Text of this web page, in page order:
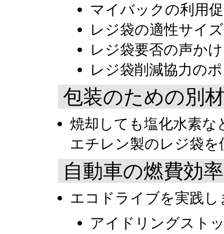
マイバックの利用
レジ袋の適性サイ
レジ袋要否の声かけ
レジ袋削減協力の
包装のための別
焼却しても塩化水素
エチレン製のレジ袋を
自動車の燃費効
エコドライブを実践し
アイドリングスト